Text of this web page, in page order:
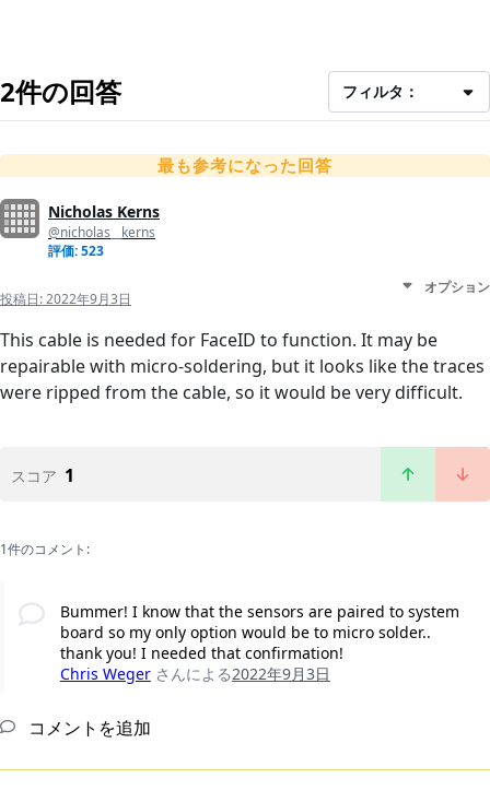
2件の回答 フィルタ：
最も参考になった回答
Nicholas Kerns
@nicholas__kerns
評価: 523
投稿日:2022年9月3日
オプション
This cable is needed for FaceID to function. It may be
repairable with micro-soldering, but it looks like the traces
were ripped from the cable, so it would be very difficult.
スコア 1
1件のコメント:
Bummer! I know that the sensors are paired to system
board so my only option would be to micro solder..
thank you! I needed that confirmation!
Chris Weger さんによる2022年9月3日
コメントを追加